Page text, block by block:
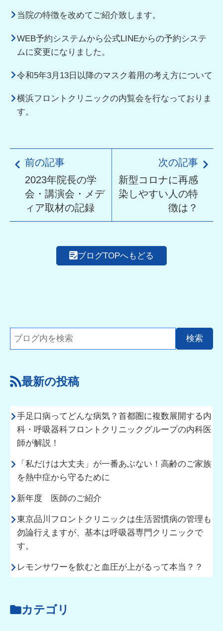
当院の特徴を改めてご紹介致します。
WEB予約システムから公式LINEからの予約システ
ムに変更になりました。
令和5年3月13日以降のマスク着用の考え方について
横浜フロントクリニックの内覧会を行なっておりま
す。
前の記事
2023年院長の学
会・講演会・メデ
ィア取材の記録
次の記事
新型コロナに再感
染しやすい人の特
徴は？
ブログTOPへもどる
最新の投稿
手足口病ってどんな病気？首都圏に複数展開する内
科・呼吸器科フロントクリニックグループの内科医
師が解説！
「私だけは大丈夫」が一番あぶない！高齢のご家族
を熱中症から守るために
新年度 医師のご紹介
東京品川フロントクリニックは生活習慣病の管理も
勿論行えますが、基本は呼吸器専門クリニックで
す。
レモンサワーを飲むと血圧が上がるって本当？？
カテゴリ